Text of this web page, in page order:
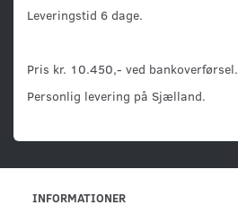
Leveringstid 6 dage.
Pris kr. 10.450,- ved bankoverførsel.
Personlig levering på Sjælland.
INFORMATIONER